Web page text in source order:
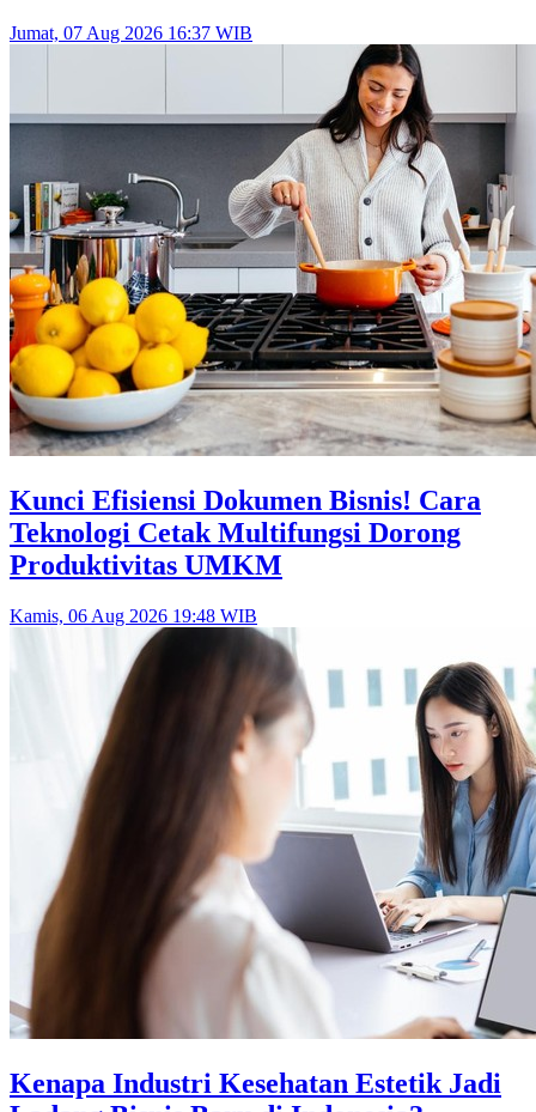
Jumat, 07 Aug 2026 16:37 WIB
Kunci Efisiensi Dokumen Bisnis! Cara
Teknologi Cetak Multifungsi Dorong
Produktivitas UMKM
Kamis, 06 Aug 2026 19:48 WIB
Kenapa Industri Kesehatan Estetik Jadi